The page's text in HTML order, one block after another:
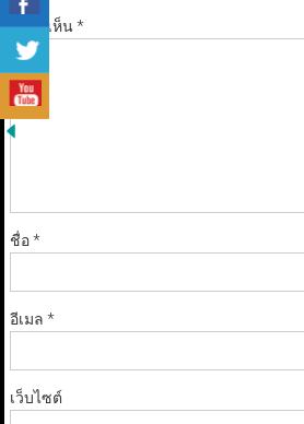
ความเห็น*
ชื่อ*
อีเมล *
เว็บไซต์